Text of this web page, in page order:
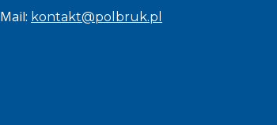
Mail: kontakt@polbruk.pl